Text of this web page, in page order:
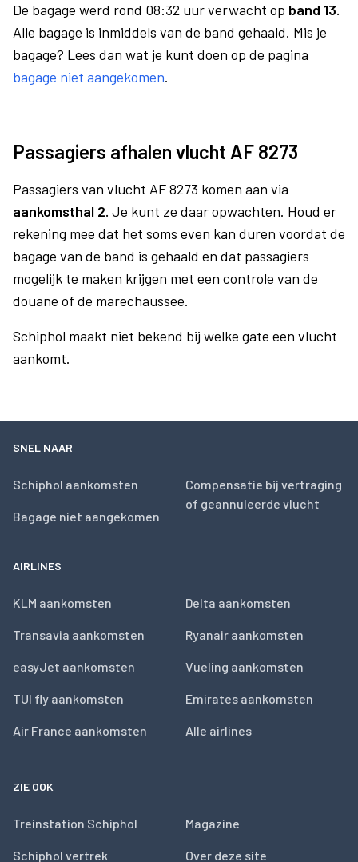
De bagage werd rond 08:32 uur verwacht op band 13.
Alle bagage is inmiddels van de band gehaald. Mis je
bagage? Lees dan wat je kunt doen op de pagina
bagage niet aangekomen.
Passagiers afhalen vlucht AF 8273
Passagiers van vlucht AF 8273 komen aan via
aankomsthal 2. Je kunt ze daar opwachten. Houd er
rekening mee dat het soms even kan duren voordat de
bagage van de band is gehaald en dat passagiers
mogelijk te maken krijgen met een controle van de
douane of de marechaussee.
Schiphol maakt niet bekend bij welke gate een vlucht
aankomt.
SNEL NAAR
Schiphol aankomsten
Bagage niet aangekomen
Compensatie bij vertraging
of geannuleerde vlucht
AIRLINES
KLM aankomsten
Transavia aankomsten
easyJet aankomsten
TUI fly aankomsten
Air France aankomsten
Delta aankomsten
Ryanair aankomsten
Vueling aankomsten
Emirates aankomsten
Alle airlines
ZIE OOK
Treinstation Schiphol
Schiphol vertrek
Magazine
Over deze site